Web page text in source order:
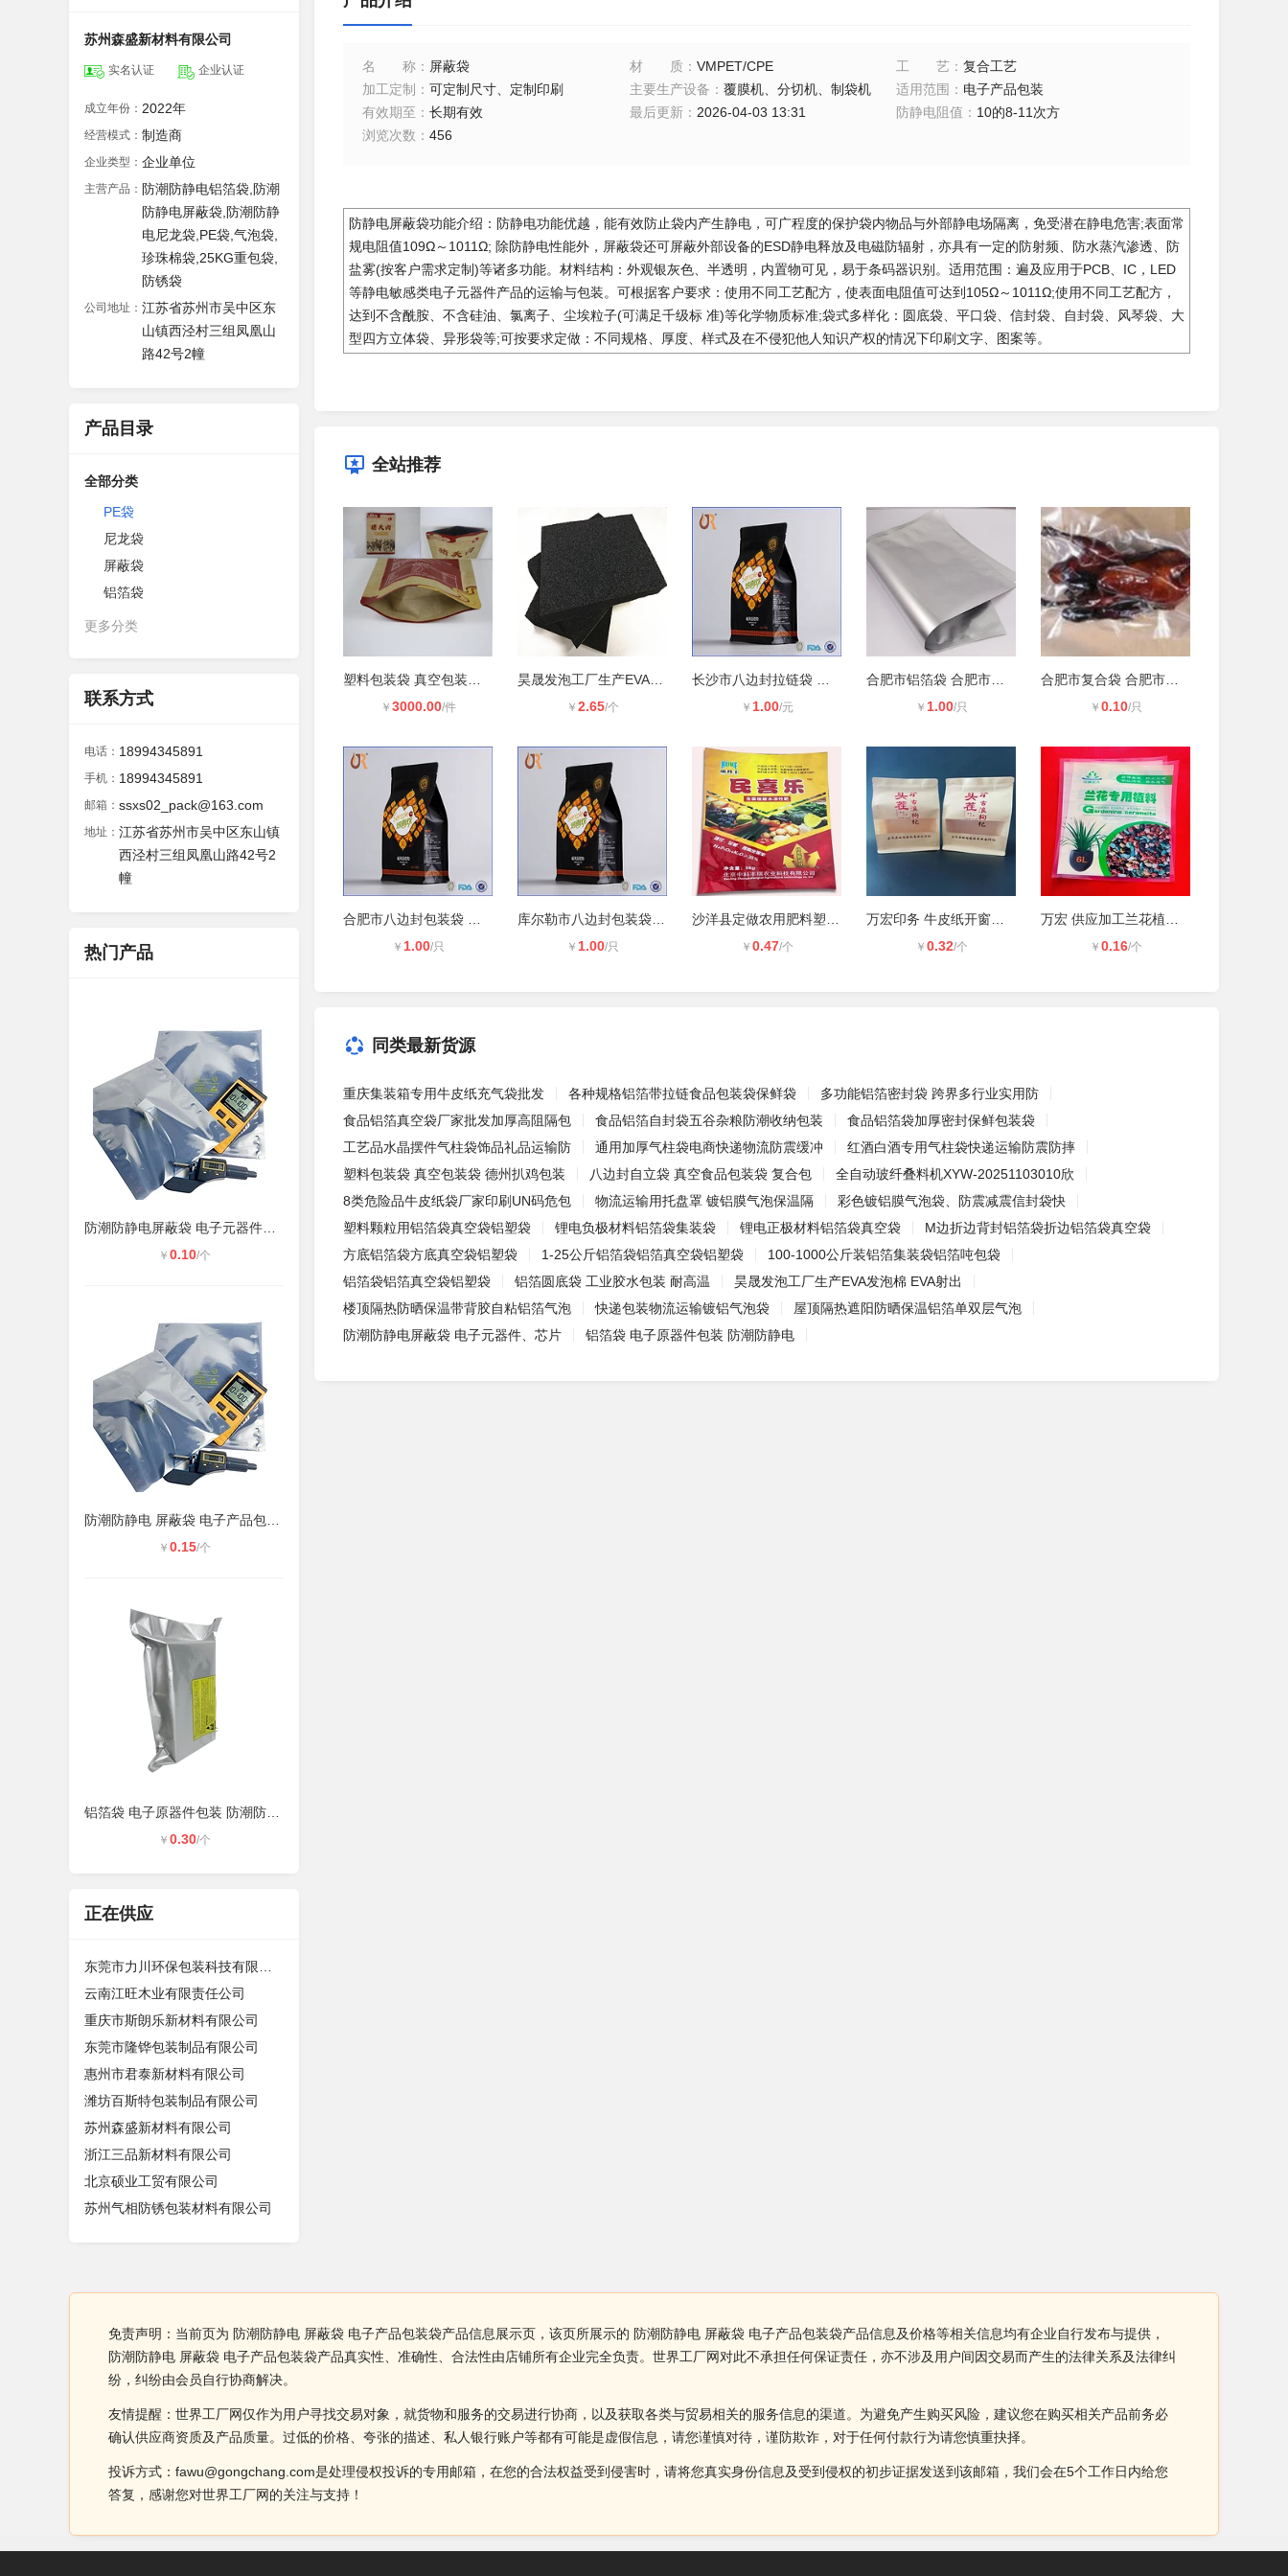
苏州森盛新材料有限公司
实名认证 企业认证
成立年份： 2022年
经营模式： 制造商
企业类型： 企业单位
主营产品： 防潮防静电铝箔袋,防潮
防静电屏蔽袋,防潮防静
电尼龙袋,PE袋,气泡袋,
珍珠棉袋,25KG重包袋,
防锈袋
公司地址： 江苏省苏州市吴中区东
山镇西泾村三组凤凰山
路42号2幢
产品目录
全部分类
PE袋
尼龙袋
屏蔽袋
铝箔袋
更多分类
联系方式
电话： 18994345891
手机： 18994345891
邮箱： ssxs02_pack@163.com
地址： 江苏省苏州市吴中区东山镇
西泾村三组凤凰山路42号2
幢
热门产品
￥ 0.10/个
￥ 0.15/个
￥ 0.30/个
正在供应
云南江旺木业有限责任公司
重庆市斯朗乐新材料有限公司
东莞市隆铧包装制品有限公司
惠州市君泰新材料有限公司
潍坊百斯特包装制品有限公司
苏州森盛新材料有限公司
浙江三品新材料有限公司
北京硕业工贸有限公司
苏州气相防锈包装材料有限公司
名称 ： 屏蔽袋 材质 ： VMPET/CPE 工艺 ：复合工艺
加工定制
： 可定制尺寸、定制印刷 主要生产设备 ： 覆膜机、分切机、制袋机 适用范围 ： 电子产品包装
有效期至 ： 长期有效 最后更新： 2026-04-03 13:31 防静电阻值 ： 10的8-11次方
浏览次数 ： 456
防静电屏蔽袋功能介绍：防静电功能优越，能有效防止袋内产生静电，可广程度的保护袋内物品与外部静电场隔离，免受潜在静电危害;表面常
规电阻值109Ω～1011Ω; 除防静电性能外，屏蔽袋还可屏蔽外部设备的ESD静电释放及电磁防辐射，亦具有一定的防射频、防水蒸汽渗透、防
盐雾(按客户需求定制)等诸多功能。材料结构：外观银灰色、半透明，内置物可见，易于条码器识别。适用范围：遍及应用于PCB、IC，LED
等静电敏感类电子元器件产品的运输与包装。可根据客户要求：使用不同工艺配方，使表面电阻值可达到105Ω～1011Ω;使用不同工艺配方，
达到不含酰胺、不含硅油、氯离子、尘埃粒子(可满足千级标 准)等化学物质标准;袋式多样化：圆底袋、平口袋、信封袋、自封袋、风琴袋、大
型四方立体袋、异形袋等;可按要求定做：不同规格、厚度、样式及在不侵犯他人知识产权的情况下印刷文字、图案等。
全站推荐
￥ 3000.00/件 ￥ 2.65/个 ￥ 1.00/元 ￥ 1.00/只 ￥ 0.10/只
￥ 1.00/只 ￥ 1.00/只 ￥ 0.47/个 ￥ 0.32/个 ￥ 0.16/个
同类最新货源
重庆集装箱专用牛皮纸充气袋批发 各种规格铝箔带拉链食品包装袋保鲜袋
多功能铝箔密封袋 跨界多行业实用防
食品铝箔真空袋厂家批发加厚高阻隔包
食品铝箔自封袋五谷杂粮防潮收纳包装
食品铝箔袋加厚密封保鲜包装袋
工艺品水晶摆件气柱袋饰品礼品运输防
通用加厚气柱袋电商快递物流防震缓冲
红酒白酒专用气柱袋快递运输防震防摔
塑料包装袋 真空包装袋 德州扒鸡包装
八边封自立袋 真空食品包装袋 复合包
全自动玻纤叠料机XYW-20251103010欣
8类危险品牛皮纸袋厂家印刷UN码危包
物流运输用托盘罩 镀铝膜气泡保温隔
彩色镀铝膜气泡袋、防震减震信封袋快
塑料颗粒用铝箔袋真空袋铝塑袋
锂电负极材料铝箔袋集装袋 锂电正极材料铝箔袋真空袋
M边折边背封铝箔袋折边铝箔袋真空袋
方底铝箔袋方底真空袋铝塑袋
1-25公斤铝箔袋铝箔真空袋铝塑袋
100-1000公斤装铝箔集装袋铝箔吨包袋
铝箔袋铝箔真空袋铝塑袋
铝箔圆底袋 工业胶水包装 耐高温
昊晟发泡工厂生产EVA发泡棉 EVA射出
楼顶隔热防晒保温带背胶自粘铝箔气泡
快递包装物流运输镀铝气泡袋
屋顶隔热遮阳防晒保温铝箔单双层气泡
防潮防静电屏蔽袋 电子元器件、芯片
铝箔袋 电子原器件包装 防潮防静电
免责声明：当前页为 防潮防静电 屏蔽袋 电子产品包装袋产品信息展示页，该页所展示的 防潮防静电 屏蔽袋 电子产品包装袋产品信息及价格等相关信息均有企业自行发布与提供，
防潮防静电 屏蔽袋 电子产品包装袋产品真实性、准确性、合法性由店铺所有企业完全负责。世界工厂网对此不承担任何保证责任，亦不涉及用户间因交易而产生的法律关系及法律纠
纷，纠纷由会员自行协商解决。
友情提醒：世界工厂网仅作为用户寻找交易对象，就货物和服务的交易进行协商，以及获取各类与贸易相关的服务信息的渠道。为避免产生购买风险，建议您在购买相关产品前务必
确认供应商资质及产品质量。过低的价格、夸张的描述、私人银行账户等都有可能是虚假信息，请您谨慎对待，谨防欺诈，对于任何付款行为请您慎重抉择。
投诉方式：fawu@gongchang.com是处理侵权投诉的专用邮箱，在您的合法权益受到侵害时，请将您真实身份信息及受到侵权的初步证据发送到该邮箱，我们会在5个工作日内给您
答复，感谢您对世界工厂网的关注与支持！